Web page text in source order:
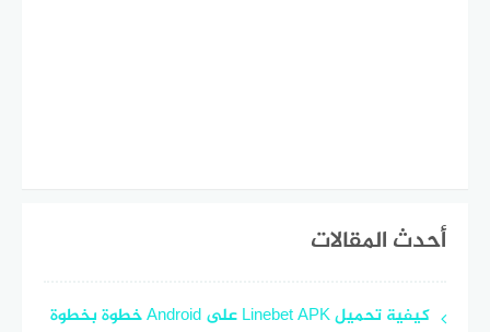
أحدث المقالات
كيفية تحميل Linebet APK على Android خطوة بخطوة